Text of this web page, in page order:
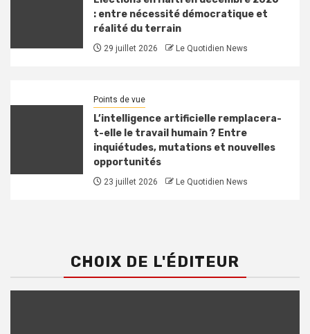
: entre nécessité démocratique et
réalité du terrain
29 juillet 2026 Le Quotidien News
Points de vue
L’intelligence artificielle remplacera-
t-elle le travail humain ? Entre
inquiétudes, mutations et nouvelles
opportunités
23 juillet 2026 Le Quotidien News
CHOIX DE L'ÉDITEUR